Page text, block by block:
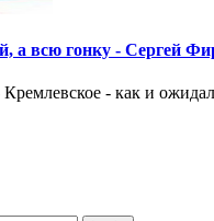
а всю гонку - Сергей
- как и